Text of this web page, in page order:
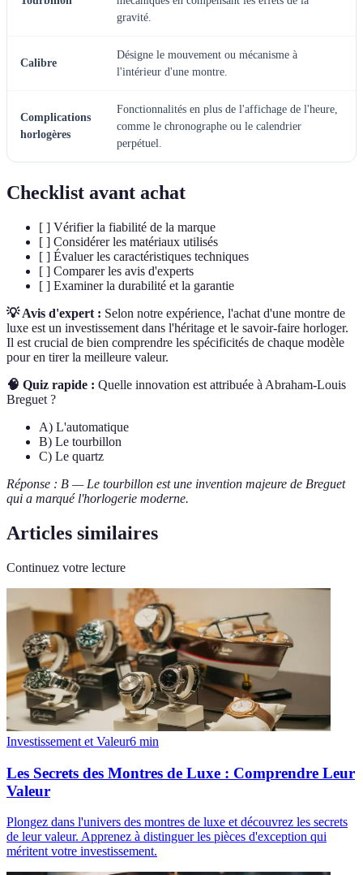
gravité.
Calibre
Désigne le mouvement ou mécanisme à
l'intérieur d'une montre.
Complications
horlogères
Fonctionnalités en plus de l'affichage de l'heure,
comme le chronographe ou le calendrier
perpétuel.
Checklist avant achat
[ ] Vérifier la fiabilité de la marque
[ ] Considérer les matériaux utilisés
[ ] Évaluer les caractéristiques techniques
[ ] Comparer les avis d'experts
[ ] Examiner la durabilité et la garantie
💡 Avis d'expert : Selon notre expérience, l'achat d'une montre de
luxe est un investissement dans l'héritage et le savoir-faire horloger.
Il est crucial de bien comprendre les spécificités de chaque modèle
pour en tirer la meilleure valeur.
🧠 Quiz rapide : Quelle innovation est attribuée à Abraham-Louis
Breguet ?
A) L'automatique
B) Le tourbillon
C) Le quartz
Réponse : B — Le tourbillon est une invention majeure de Breguet
qui a marqué l'horlogerie moderne.
Articles similaires
Continuez votre lecture
Investissement et Valeur6 min
Les Secrets des Montres de Luxe : Comprendre Leur
Valeur
Plongez dans l'univers des montres de luxe et découvrez les secrets
de leur valeur. Apprenez à distinguer les pièces d'exception qui
méritent votre investissement.